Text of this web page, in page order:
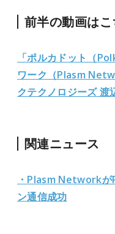
前半の動画はこ
「ポルカドット（
ワーク（Plasm
クテクノロジーズ 渡
関連ニュース
・ Plasm Networkが
ン通信成功